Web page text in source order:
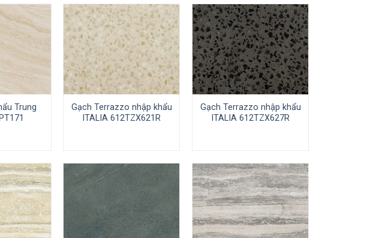
Trung
Gạch Terrazzo nhập khẩu
ITALIA 612TZX621R
Gạch Terrazzo nhập khẩu
ITALIA 612TZX627R